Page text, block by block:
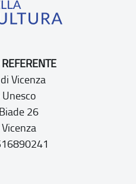
Vicenza
26